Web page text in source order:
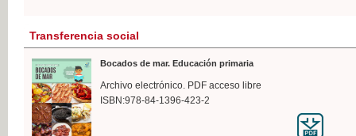
Transferencia social
Bocados de mar. Educación primaria
Archivo electrónico. PDF acceso libre
ISBN:978-84-1396-423-2